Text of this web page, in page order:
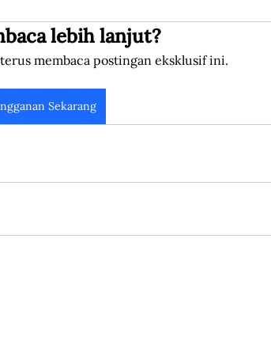
lebih lanjut?
membaca postingan eksklusif ini.
Sekarang